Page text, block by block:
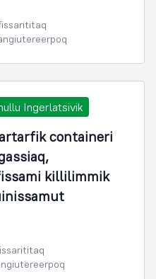
Ingerlatsivik
containeri
killilimmik